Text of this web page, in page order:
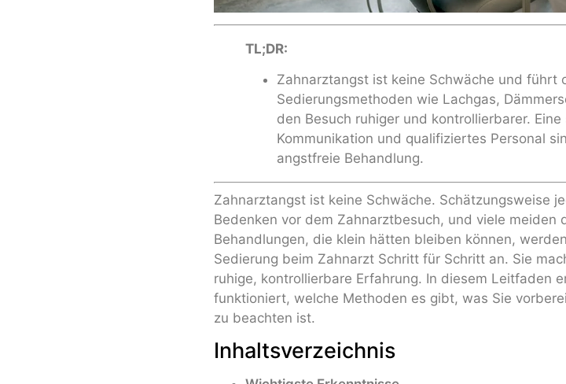
TL;DR:
Zahnarztangst ist keine Schwäche und führt
Sedierungsmethoden wie Lachgas,
den Besuch ruhiger und kontrollierbarer.
Kommunikation und qualifiziertes Personal
angstfreie Behandlung.
Zahnarztangst ist keine Schwäche. Schätzungsweise
Bedenken vor dem Zahnarztbesuch, und viele meiden
Behandlungen, die klein hätten bleiben können,
Sedierung beim Zahnarzt Schritt für Schritt an. Sie
ruhige, kontrollierbare Erfahrung. In diesem Leitfaden
funktioniert, welche Methoden es gibt, was Sie
zu beachten ist.
Inhaltsverzeichnis